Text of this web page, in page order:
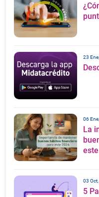
23
06
La
03
5